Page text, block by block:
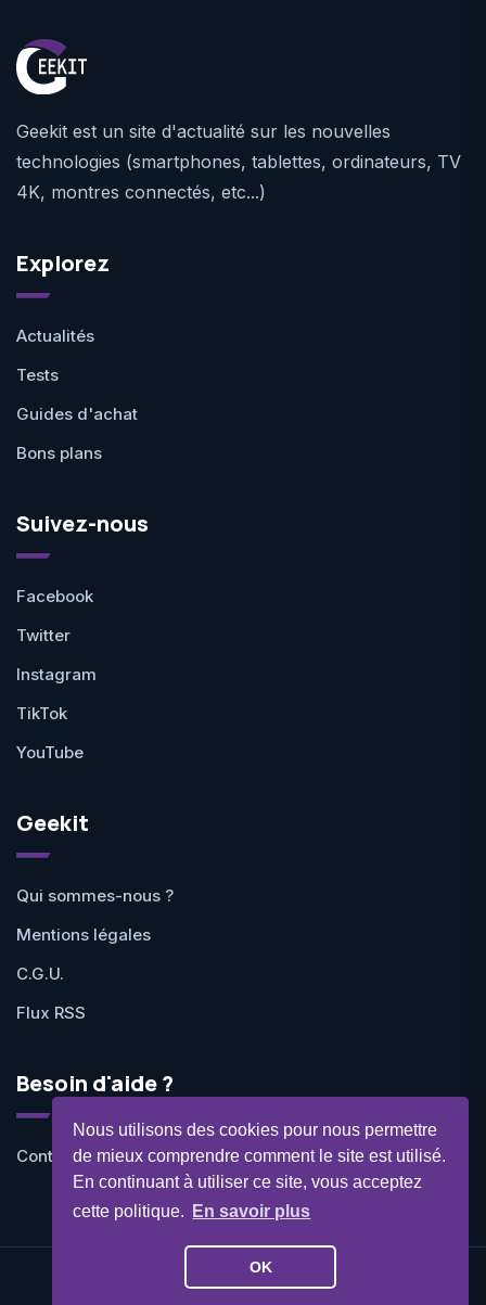
Nous utilisons des cookies pour nous permettre
de mieux comprendre comment le site est utilisé.
En continuant à utiliser ce site, vous acceptez
cette politique.
En savoir plus
OK
Geekit est un site d'actualité sur les nouvelles
technologies (smartphones, tablettes, ordinateurs, TV
4K, montres connectés, etc...)
Explorez
Actualités
Tests
Guides d'achat
Bons plans
Suivez-nous
Facebook
Twitter
Instagram
TikTok
YouTube
Geekit
Qui sommes-nous ?
Mentions légales
C.G.U.
Flux RSS
Besoin d'aide ?
Contactez-nous
©Geekit 2026 - Tous droits réservés